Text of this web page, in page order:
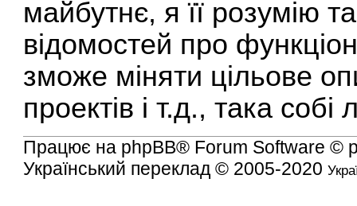
майбутнє, я її розумію
відомостей про
зможе міняти цільове
проектів і т.д., така собі
Працює на phpBB® Forum Software ©
Український переклад © 2005-2020